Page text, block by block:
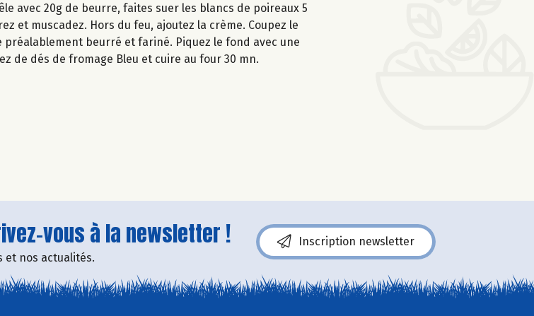
avec 20g de beurre, faites suer les blancs de poireaux 5
et muscadez. Hors du feu, ajoutez la crème. Coupez le
préalablement beurré et fariné. Piquez le fond avec une
de dés de fromage Bleu et cuire au four 30 mn.
vous à la newsletter !
et nos actualités.
Inscription newsletter